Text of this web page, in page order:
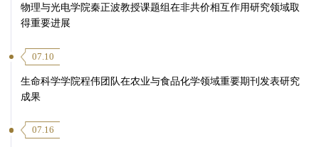
物理与光电学院秦正波教授课题组在非共价相互作用研究领域取
得重要进展
07.10
生命科学学院程伟团队在农业与食品化学领域重要期刊发表研究
成果
07.16